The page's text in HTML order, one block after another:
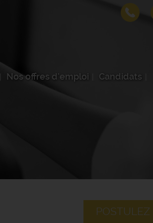
Nos offres d'emploi Candidats
POSTULEZ